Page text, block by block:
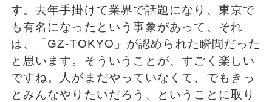
す。去年手掛けて業界で話題になり、東京で
も有名になったという事象があって、それ
は、「GZ-TOKYO」が認められた瞬間だった
と思います。そういうことが、すごく楽しい
ですね。人がまだやっていなくて、でもきっ
とみんなやりたいだろう、ということに取り